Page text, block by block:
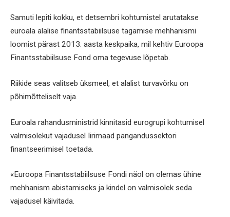
Samuti lepiti kokku, et detsembri kohtumistel arutatakse
euroala alalise finantsstabiilsuse tagamise mehhanismi
loomist pärast 2013. aasta keskpaika, mil kehtiv Euroopa
Finantsstabiilsuse Fond oma tegevuse lõpetab.
Riikide seas valitseb üksmeel, et alalist turvavõrku on
põhimõtteliselt vaja.
Euroala rahandusministrid kinnitasid eurogrupi kohtumisel
valmisolekut vajadusel Iirimaad pangandussektori
finantseerimisel toetada.
«Euroopa Finantsstabiilsuse Fondi näol on olemas ühine
mehhanism abistamiseks ja kindel on valmisolek seda
vajadusel käivitada.